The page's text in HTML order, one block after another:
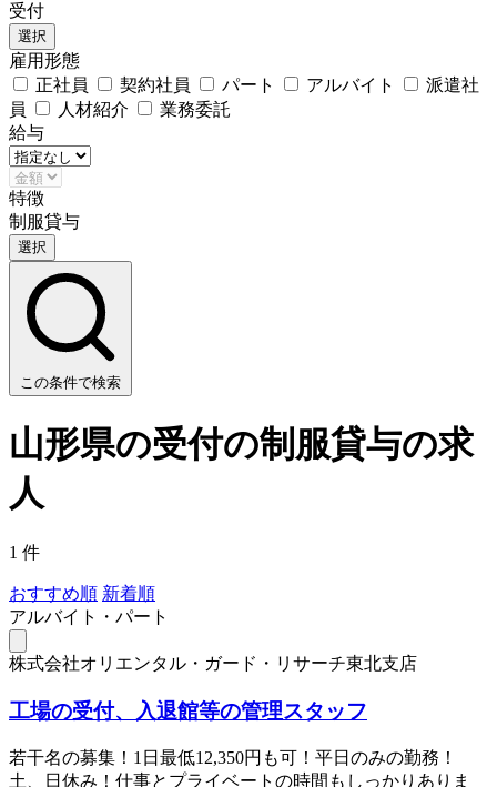
受付
選択
雇用形態
正社員
契約社員 パート アルバイト
派遣社
員
人材紹介
業務委託
給与
特徴
制服貸与
選択
この条件で検索
山形県の受付の制服貸与の求
人
1 件
おすすめ順 新着順
アルバイト・パート
株式会社オリエンタル・ガード・リサーチ東北支店
工場の受付、入退館等の管理スタッフ
若干名の募集！1日最低12,350円も可！平日のみの勤務！
土、日休み！仕事とプライベートの時間もしっかりありま